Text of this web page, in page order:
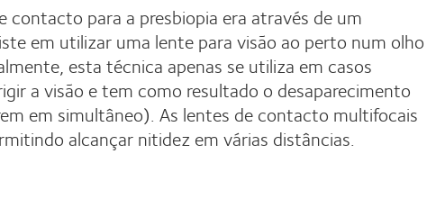
para a presbiopia era através de um
em utilizar uma lente para visão ao perto num olho
esta técnica apenas se utiliza em casos
a visão e tem como resultado o desaparecimento
em simultâneo). As lentes de contacto multifocais
alcançar nitidez em várias distâncias.